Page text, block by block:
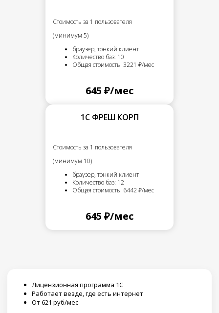
Стоимость за 1 пользователя
(минимум 5)
браузер, тонкий клиент
Количество баз: 10
Общая стоимость: 3221 ₽/мес
645 ₽/мес
1С ФРЕШ КОРП
Стоимость за 1 пользователя
(минимум 10)
браузер, тонкий клиент
Количество баз: 12
Общая стоимость: 6442 ₽/мес
645 ₽/мес
Лицензионная программа 1С
Работает везде, где есть интернет
От 621 руб/мес